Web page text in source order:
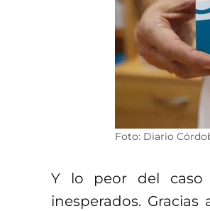
Foto: Diario
Y lo peor del
inesperados.